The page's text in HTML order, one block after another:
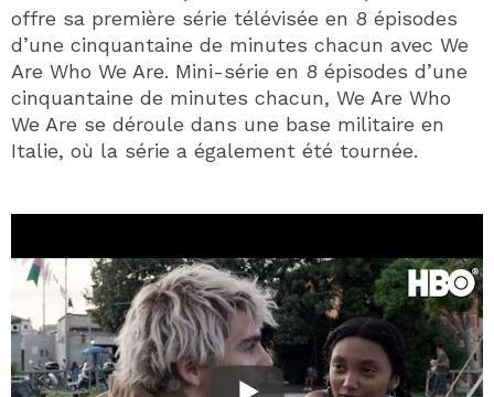
offre sa première série télévisée en 8 épisodes
d’une cinquantaine de minutes chacun avec We
Are Who We Are. Mini-série en 8 épisodes d’une
cinquantaine de minutes chacun, We Are Who
We Are se déroule dans une base militaire en
Italie, où la série a également été tournée.